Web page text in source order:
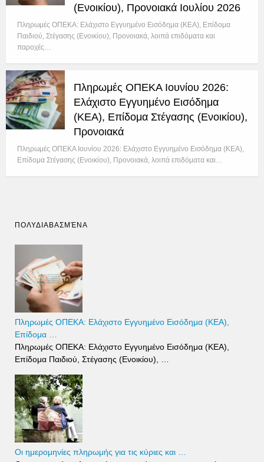
(Ενοικίου), Προνοιακά Ιουλίου 2026
Πληρωμές ΟΠΕΚΑ: Ελάχιστο Εγγυημένο Εισόδημα (ΚΕΑ), Επίδομα
Παιδιού, Στέγασης (Ενοικίου), Προνοιακά, λοιπά επιδόματα και
παροχές…
Πληρωμές ΟΠΕΚΑ Ιουνίου 2026:
Ελάχιστο Εγγυημένο Εισόδημα
(ΚΕΑ), Επίδομα Στέγασης (Ενοικίου),
Προνοιακά
Πληρωμές ΟΠΕΚΑ Ιουνίου 2026: Ελάχιστο Εγγυημένο Εισόδημα (ΚΕΑ),
Επίδομα Στέγασης (Ενοικίου), Προνοιακά, λοιπά επιδόματα και…
ΠΟΛΥΔΙΑΒΑΣΜΈΝΑ
Πληρωμές ΟΠΕΚΑ: Ελάχιστο Εγγυημένο Εισόδημα (ΚΕΑ),
Επίδομα …
Πληρωμές ΟΠΕΚΑ: Ελάχιστο Εγγυημένο Εισόδημα (ΚΕΑ),
Επίδομα Παιδιού, Στέγασης (Ενοικίου), …
Οι ημερομηνίες πληρωμής για τις κύριες και …